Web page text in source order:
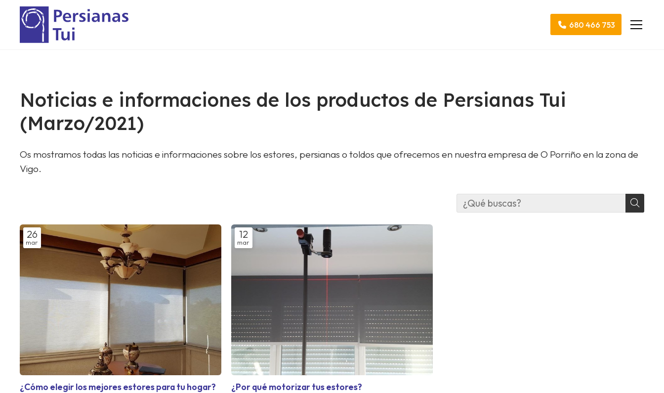
680 466 753
Noticias e informaciones de los productos de Persianas Tui
(Marzo/2021)
Os mostramos todas las noticias e informaciones sobre los estores, persianas o toldos que ofrecemos en nuestra empresa de O Porriño en la zona de
Vigo.
26
mar
¿Cómo elegir los mejores estores para tu hogar?
12
mar
¿Por qué motorizar tus estores?